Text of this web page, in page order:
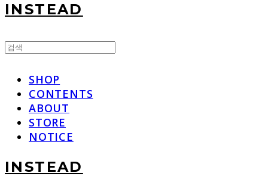
INSTEAD
SHOP
CONTENTS
ABOUT
STORE
NOTICE
INSTEAD